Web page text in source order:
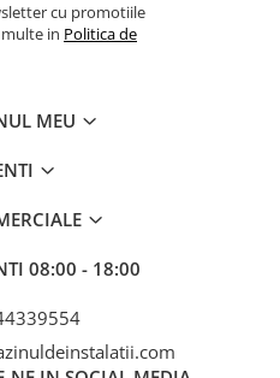
cu promotiile
in Politica de
MEU
08:00 - 18:00